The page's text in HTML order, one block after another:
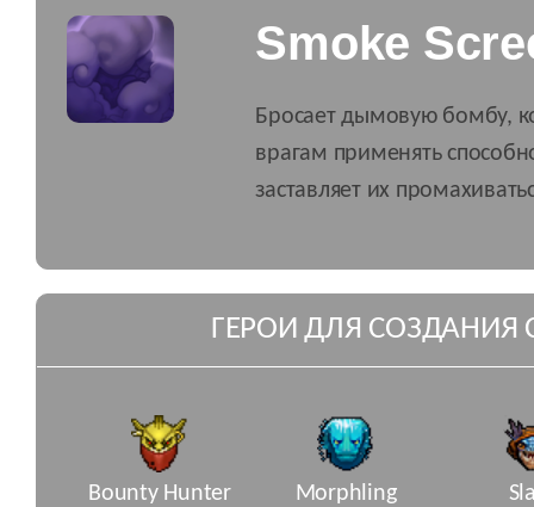
Smoke
Бросает дымовую бомбу,
врагам применять
заставляет их
ГЕРОИ ДЛЯ СОЗДАНИЯ
Bounty Hunter Morphling